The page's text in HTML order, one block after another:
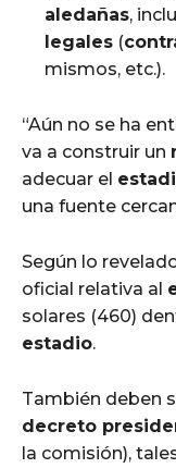
aledañas,
legales (
mismos, etc.).
“Aún no se ha
va a construir un
adecuar el
una fuente
Según lo
oficial relativa al
solares (460)
estadio.
También deben
decreto
la comisión),